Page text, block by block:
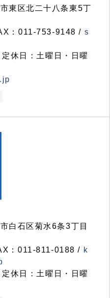
東区北二十八条東5丁
：011-753-9148 / s
休日：土曜日・日曜
白石区菊水6条3丁目
：011-811-0188 / k
休日：土曜日・日曜